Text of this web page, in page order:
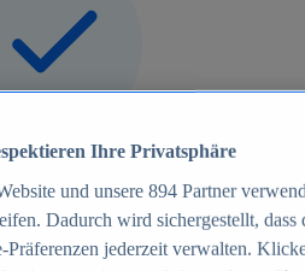
zu mehr als 39.000 Online-Shops
Ihre Privatsphäre
und unsere 894 Partner
Dadurch wird sichergestellt,
Präferenzen jederzeit verwalten.